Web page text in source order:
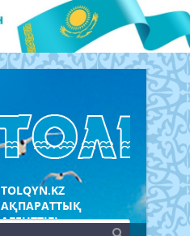
TOLQYN.KZ
АҚПАРАТТЫҚ
АГЕНТТІГІ